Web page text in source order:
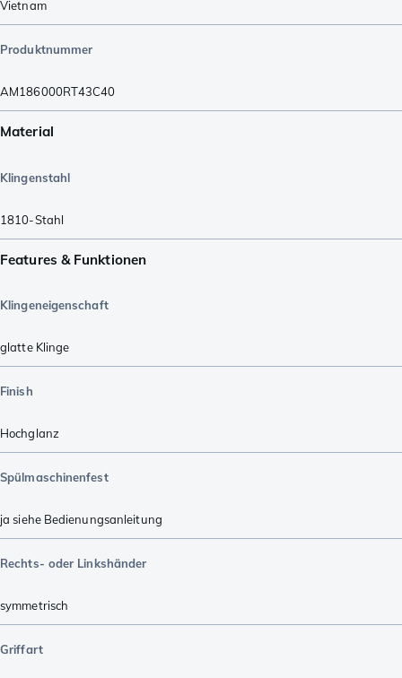
Vietnam
Produktnummer
AM186000RT43C40
Material
Klingenstahl
1810-Stahl
Features & Funktionen
Klingeneigenschaft
glatte Klinge
Finish
Hochglanz
Spülmaschinenfest
ja siehe Bedienungsanleitung
Rechts- oder Linkshänder
symmetrisch
Griffart